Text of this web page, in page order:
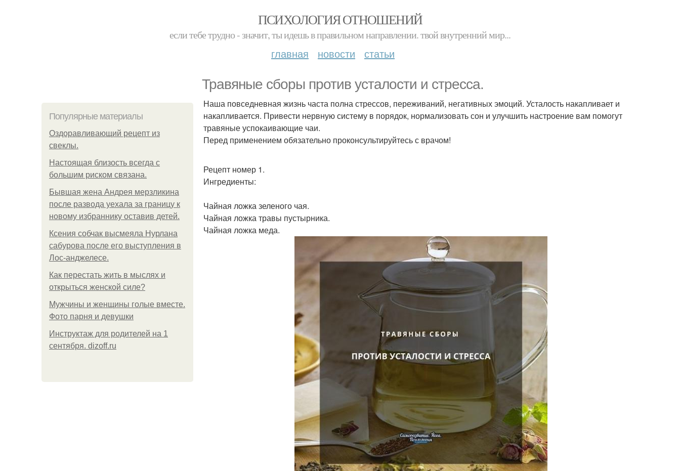
ПСИХОЛОГИЯ ОТНОШЕНИЙ
если тебе трудно - значит, ты идешь в правильном направлении. твой внутренний мир...
главная новости статьи
Травяные сборы против усталости и стресса.
Популярные материалы
Оздоравливающий рецепт из
свеклы.
Hacтоящая близость всегда с
большим риском связана.
Бывшая жена Андрея мерзликина
после развода уехала за границу к
новому избраннику оставив детей.
Ксения собчак высмеяла Нурлана
сабурова после его выступления в
Лос-анджелесе.
Как перестать жить в мыслях и
открыться женской силе?
Мужчины и женщины голые вместе.
Фото парня и девушки
Инструктаж для родителей на 1
сентября. dizoff.ru
Наша повседневная жизнь часта полна стрессов, переживаний, негативных эмоций. Усталость накапливает и
накапливается. Привести нервную систему в порядок, нормализовать сон и улучшить настроение вам помогут
травяные успокаивающие чаи.
Перед применением обязательно проконсультируйтесь с врачом!
Рецепт номер 1.
Ингредиенты:
Чайная ложка зеленого чая.
Чайная ложка травы пустырника.
Чайная ложка меда.